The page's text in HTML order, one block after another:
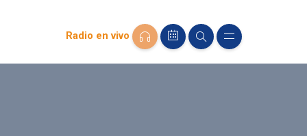
Radio en vivo